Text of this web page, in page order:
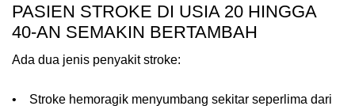
PASIEN STROKE DI USIA 20 HINGGA
40-AN SEMAKIN BERTAMBAH
Ada dua jenis penyakit stroke:
• Stroke hemoragik menyumbang sekitar seperlima dari